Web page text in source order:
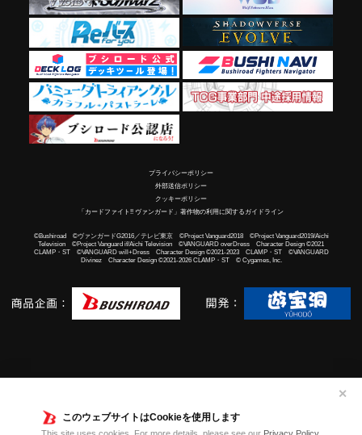
このウェブサイトはCookieを使用します
✕
プライバシーポリシー
外部送信ポリシー
クッキーポリシー
「カードファイト!! ヴァンガード」著作物の利用に関するガイドライン
©Bushiroad ©ヴァンガードG2016／テレビ東京 ©Project Vanguard2018 ©Project Vanguard2019/Aichi
Television ©Project Vanguard if/Aichi Television ©VANGUARD overDress Character Design ©2021
CLAMP・ST ©VANGUARD will+Dress Character Design ©2021-2023 CLAMP・ST ©VANGUARD
Divinez Character Design ©2021-2026 CLAMP・ST © Cygames, Inc.